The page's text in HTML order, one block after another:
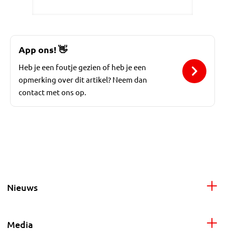
App ons!👋
Heb je een foutje gezien of heb je een
opmerking over dit artikel? Neem dan
contact met ons op.
Nieuws
Media